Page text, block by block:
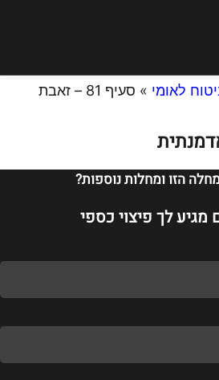
לאומי »
סעיף 81 – זאבת
הזו ומחלות נוספות?
מגיע לך פיצוי כספי